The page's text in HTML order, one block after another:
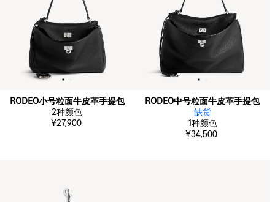
RODEO小号粒面牛皮革手提包
2种颜色
¥27,900
RODEO中号粒面牛皮革手提包
缺货
1种颜色
¥34,500